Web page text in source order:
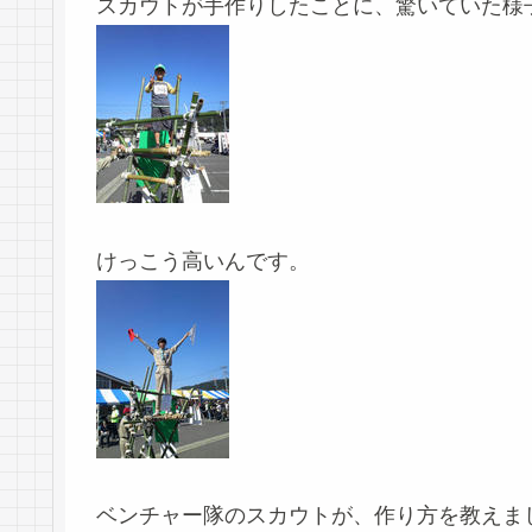
スカウトが手作りしたことに、驚いていた様
けっこう高いんです。
ベンチャー隊のスカウトが、作り方を教えま